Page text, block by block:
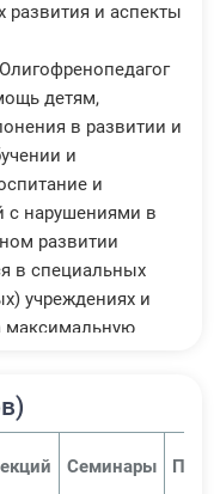
развития и аспекты
детям,
в развитии и
и
и
с нарушениями в
развитии
в специальных
учреждениях и
максимальную
специальную
Семинары